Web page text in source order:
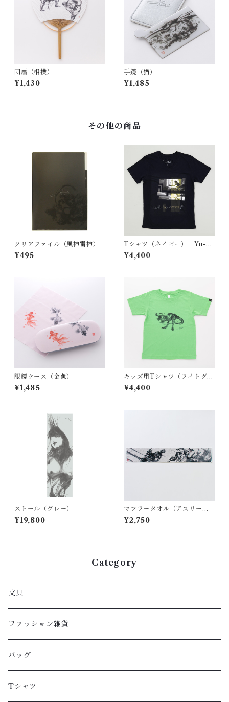
団扇（相撲）
¥1,430
手鏡（猫）
¥1,485
その他の商品
クリアファイル（風神雷神）
¥495
Tシャツ（ネイビー） Yu-ki
Nishimoto
¥4,400
眼鏡ケース（金魚）
¥1,485
キッズ用Tシャツ（ライトグリ
ーン）T.Rex
¥4,400
ストール（グレー）
¥19,800
マフラータオル（アスリー
ト）
¥2,750
Category
文具
ファッション雑貨
バッグ
Tシャツ